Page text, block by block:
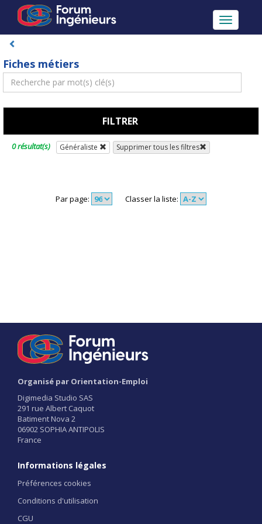
Toggle
navigation
Fiches métiers
FILTRER
0 résultat(s) Généraliste Supprimer tous les filtres
Par page: Classer la liste:
Organisé par Orientation-Emploi
Digimedia Studio SAS
291 rue Albert Caquot
Batiment Nova 2
06902 SOPHIA ANTIPOLIS
France
Informations légales
Préférences cookies
Conditions d'utilisation
CGU